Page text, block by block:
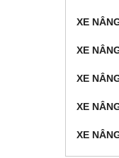
XE
XE
XE
XE
XE